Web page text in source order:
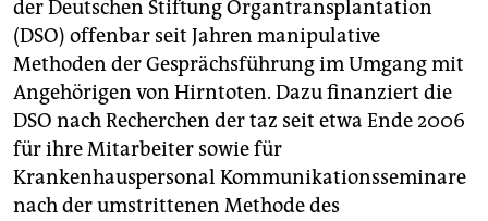
genossenschaft
epaper login
der Deutschen Stiftung Organtransplantation
(DSO) offenbar seit Jahren manipulative
Methoden der Gesprächsführung im Umgang mit
Angehörigen von Hirntoten. Dazu finanziert die
DSO nach Recherchen der taz seit etwa Ende 2006
für ihre Mitarbeiter sowie für
Krankenhauspersonal Kommunikationsseminare
nach der umstrittenen Methode des